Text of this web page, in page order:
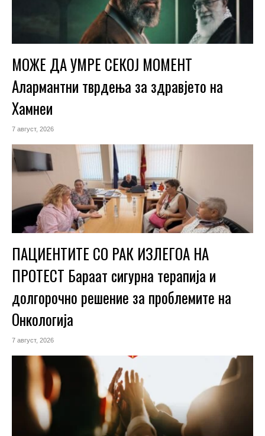
МОЖЕ ДА УМРЕ СЕКОЈ МОМЕНТ
Алармантни тврдења за здравјето на
Хамнеи
7 август, 2026
ПАЦИЕНТИТЕ СО РАК ИЗЛЕГОА НА
ПРОТЕСТ Бараат сигурна терапија и
долгорочно решение за проблемите на
Онкологија
7 август, 2026